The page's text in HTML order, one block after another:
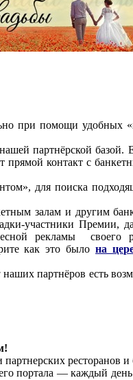
при помощи удобных
партнёрской базой.
прямой контакт с
для поиска
залам и другим
участники Премии,
рекламы своего
как это былона
наших партнёров есть
ресторанов
портала — каждый